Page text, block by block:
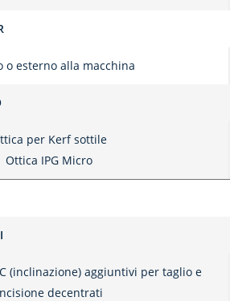
o esterno alla macchina
per Kerf sottile
Ottica IPG Micro
(inclinazione) aggiuntivi per taglio e
decentrati